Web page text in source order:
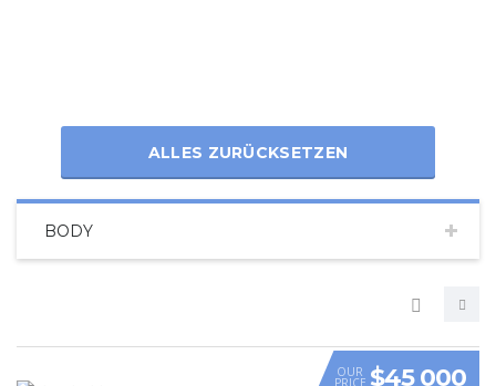
ALLES ZURÜCKSETZEN
BODY
OUR $45 000